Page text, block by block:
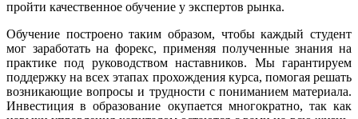
пройти качественное обучение у экспертов рынка.
Обучение построено таким образом, чтобы каждый студент
мог заработать на форекс, применяя полученные знания на
практике под руководством наставников. Мы гарантируем
поддержку на всех этапах прохождения курса, помогая решать
возникающие вопросы и трудности с пониманием материала.
Инвестиция в образование окупается многократно, так как